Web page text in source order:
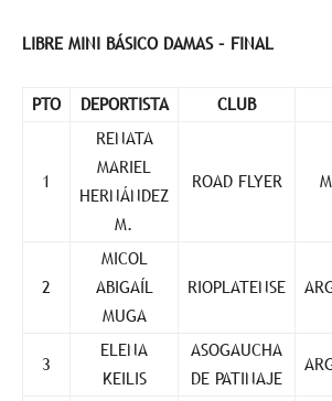
LIBRE MINI BÁSICO DAMAS – FINAL
PTO DEPORTISTA CLUB
1
RENATA
MARIEL
HERNÁNDEZ
M.
ROAD FLYER
2
MICOL
ABIGAÍL
MUGA
RIOPLATENSE
3
ELENA
KEILIS
ASOGAUCHA
DE PATINAJE